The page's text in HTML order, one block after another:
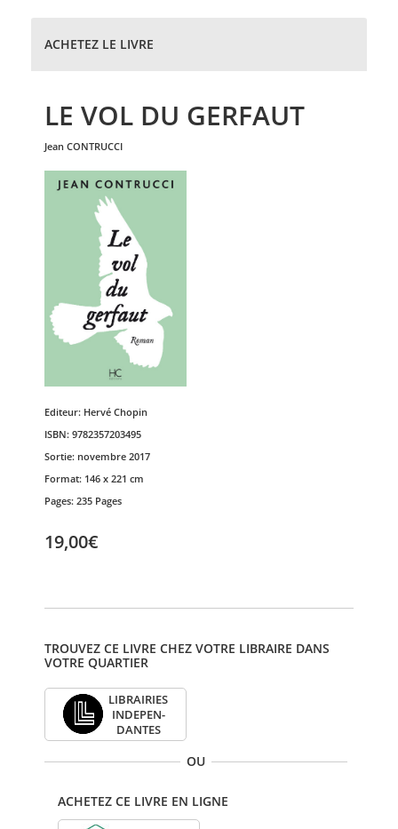
ACHETEZ LE LIVRE
LE VOL DU GERFAUT
jean CONTRUCCI
Editeur: Hervé Chopin
ISBN: 9782357203495
Sortie: novembre 2017
Format: 146 x 221 cm
Pages: 235 Pages
19,00€
TROUVEZ CE LIVRE CHEZ VOTRE LIBRAIRE DANS
VOTRE QUARTIER
LIBRAI­RIES
INDE­PEN­
DANTES
OU
ACHETEZ CE LIVRE EN LIGNE